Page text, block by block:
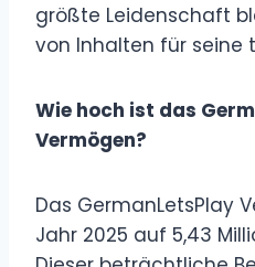
größte Leidenschaft
von Inhalten für seine
Wie hoch ist das
Vermögen?
Das GermanLetsPlay
Jahr 2025 auf 5,43